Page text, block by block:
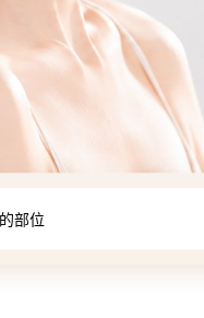
部位